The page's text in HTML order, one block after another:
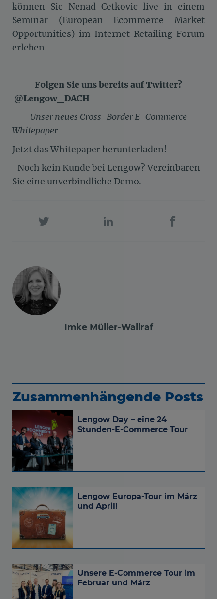
können Sie Nenad Cetkovic live in einem
Seminar (European Ecommerce Market
Opportunities) im Internet Retailing Forum
erleben.
Folgen Sie uns bereits auf Twitter?
@Lengow_DACH
Unser neues Cross-Border E-Commerce
Whitepaper
Jetzt das Whitepaper herunterladen!
Noch kein Kunde bei Lengow? Vereinbaren
Sie eine unverbindliche Demo.
Imke Müller-Wallraf
Zusammenhängende Posts
Lengow Day – eine 24
Stunden-E-Commerce Tour
Lengow Europa-Tour im März
und April!
Unsere E-Commerce Tour im
Februar und März